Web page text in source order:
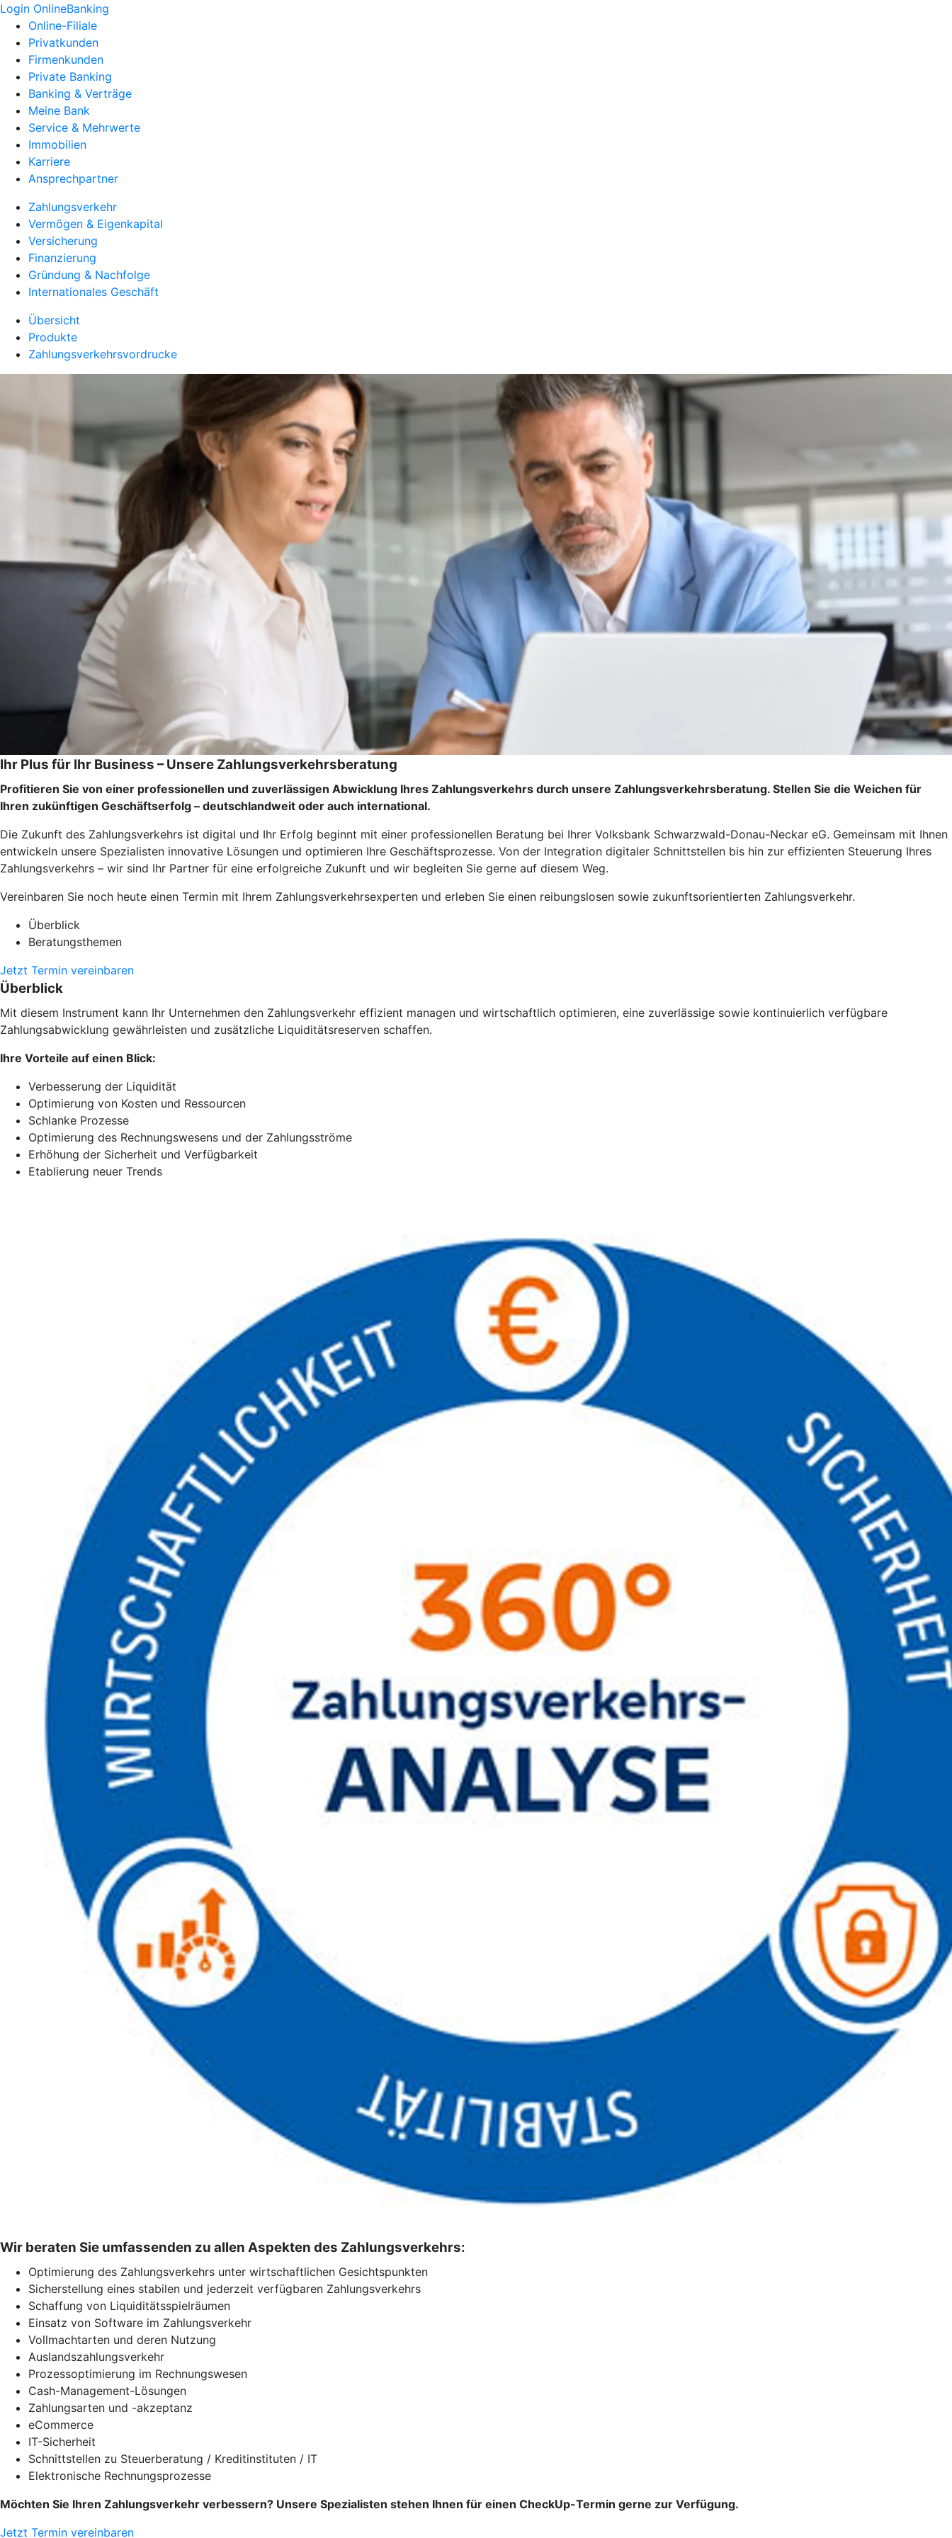
Login OnlineBanking
Online-Filiale
Privatkunden
Firmenkunden
Private Banking
Banking & Verträge
Meine Bank
Service & Mehrwerte
Immobilien
Karriere
Ansprechpartner
Zahlungsverkehr
Vermögen & Eigenkapital
Versicherung
Finanzierung
Gründung & Nachfolge
Internationales Geschäft
Übersicht
Produkte
Zahlungsverkehrsvordrucke
Ihr Plus für Ihr Business – Unsere Zahlungsverkehrsberatung
Profitieren Sie von einer professionellen und zuverlässigen Abwicklung Ihres Zahlungsverkehrs durch unsere Zahlungsverkehrsberatung. Stellen Sie die Weichen für
Ihren zukünftigen Geschäftserfolg – deutschlandweit oder auch international.
Die Zukunft des Zahlungsverkehrs ist digital und Ihr Erfolg beginnt mit einer professionellen Beratung bei Ihrer Volksbank Schwarzwald-Donau-Neckar eG. Gemeinsam mit Ihnen
entwickeln unsere Spezialisten innovative Lösungen und optimieren Ihre Geschäftsprozesse. Von der Integration digitaler Schnittstellen bis hin zur effizienten Steuerung Ihres
Zahlungsverkehrs – wir sind Ihr Partner für eine erfolgreiche Zukunft und wir begleiten Sie gerne auf diesem Weg.
Vereinbaren Sie noch heute einen Termin mit Ihrem Zahlungsverkehrsexperten und erleben Sie einen reibungslosen sowie zukunftsorientierten Zahlungsverkehr.
Überblick
Beratungsthemen
Jetzt Termin vereinbaren
Überblick
Mit diesem Instrument kann Ihr Unternehmen den Zahlungsverkehr effizient managen und wirtschaftlich optimieren, eine zuverlässige sowie kontinuierlich verfügbare
Zahlungsabwicklung gewährleisten und zusätzliche Liquiditätsreserven schaffen.
Ihre Vorteile auf einen Blick:
Verbesserung der Liquidität
Optimierung von Kosten und Ressourcen
Schlanke Prozesse
Optimierung des Rechnungswesens und der Zahlungsströme
Erhöhung der Sicherheit und Verfügbarkeit
Etablierung neuer Trends
Wir beraten Sie umfassenden zu allen Aspekten des Zahlungsverkehrs:
Optimierung des Zahlungsverkehrs unter wirtschaftlichen Gesichtspunkten
Sicherstellung eines stabilen und jederzeit verfügbaren Zahlungsverkehrs
Schaffung von Liquiditätsspielräumen
Einsatz von Software im Zahlungsverkehr
Vollmachtarten und deren Nutzung
Auslandszahlungsverkehr
Prozessoptimierung im Rechnungswesen
Cash-Management-Lösungen
Zahlungsarten und -akzeptanz
eCommerce
IT-Sicherheit
Schnittstellen zu Steuerberatung / Kreditinstituten / IT
Elektronische Rechnungsprozesse
Möchten Sie Ihren Zahlungsverkehr verbessern? Unsere Spezialisten stehen Ihnen für einen CheckUp-Termin gerne zur Verfügung.
Jetzt Termin vereinbaren